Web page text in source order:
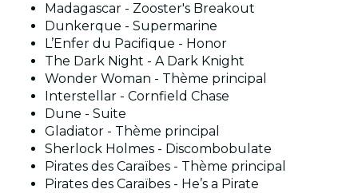
Madagascar - Zooster's Breakout
Dunkerque - Supermarine
L’Enfer du Pacifique - Honor
The Dark Night - A Dark Knight
Wonder Woman - Thème principal
Interstellar - Cornfield Chase
Dune - Suite
Gladiator - Thème principal
Sherlock Holmes - Discombobulate
Pirates des Caraïbes - Thème principal
Pirates des Caraïbes - He’s a Pirate